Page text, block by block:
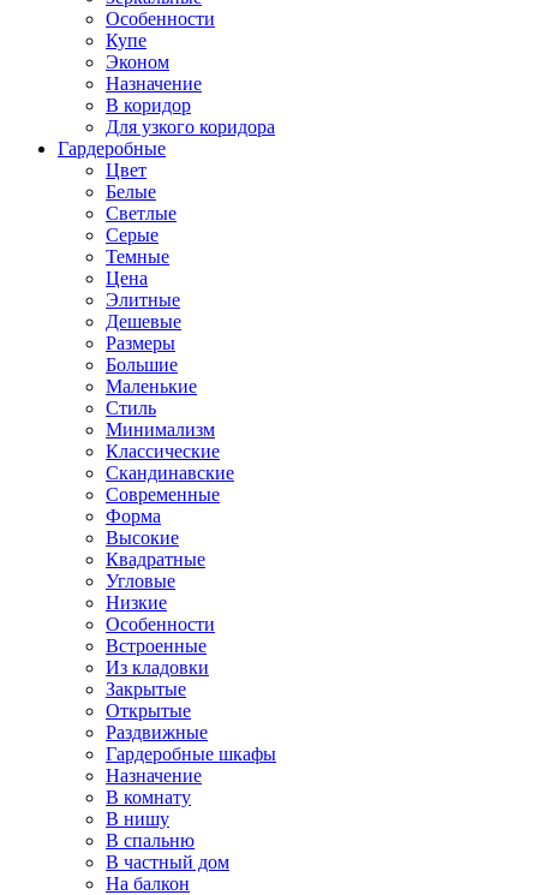
Особенности
Купе
Эконом
Назначение
В коридор
Для узкого коридора
Гардеробные
Цвет
Белые
Светлые
Серые
Темные
Цена
Элитные
Дешевые
Размеры
Большие
Маленькие
Стиль
Минимализм
Классические
Скандинавские
Современные
Форма
Высокие
Квадратные
Угловые
Низкие
Особенности
Встроенные
Из кладовки
Закрытые
Открытые
Раздвижные
Гардеробные шкафы
Назначение
В комнату
В нишу
В спальню
В частный дом
На балкон